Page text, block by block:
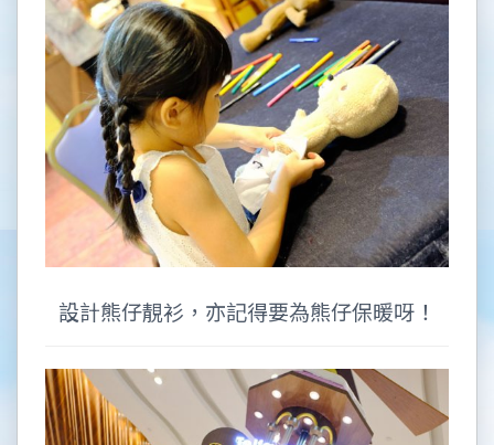
設計熊仔靚衫，亦記得要為熊仔保暖呀！